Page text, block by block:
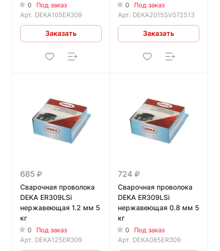
0
Под заказ
Арт. DEKA105ER309
Заказать
0
Под заказ
Арт. DEKA2015SV072513
Заказать
685
Сварочная проволока
DEKA ER309LSi
нержавеющая 1.2 мм 5
кг
0
Под заказ
Арт. DEKA125ER309
724
Сварочная проволока
DEKA ER309LSi
нержавеющая 0.8 мм 5
кг
0
Под заказ
Арт. DEKA085ER309